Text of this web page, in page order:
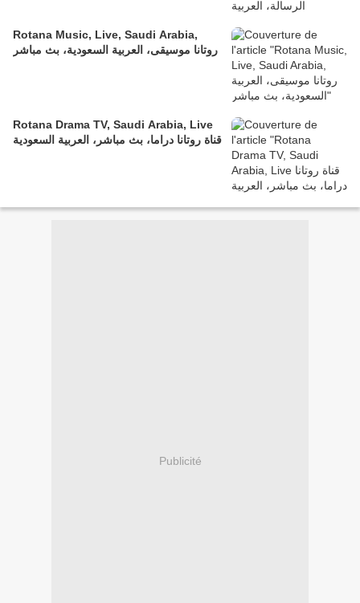
Rotana Music, Live, Saudi Arabia,
روتانا موسيقى، العربية السعودية، بث مباشر
Rotana Drama TV, Saudi Arabia, Live
قناة روتانا دراما، بث مباشر، العربية السعودية
Publicité